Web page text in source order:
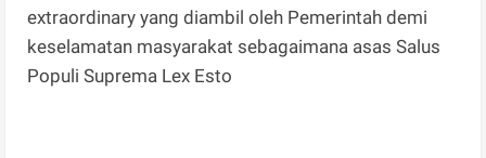
extraordinary yang diambil oleh Pemerintah demi
keselamatan masyarakat sebagaimana asas Salus
Populi Suprema Lex Esto